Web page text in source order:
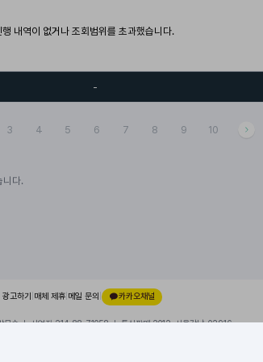
행 내역이 없거나 조회범위를 초과했습니다.
-
3 4 5 6 7 8 9 10
니다.
광고하기 매체 제휴 메일 문의 | 카카오채널
무순 ㅣ 사업자 214-88-71058 ㅣ 통신판매 2012-서울강남-02916